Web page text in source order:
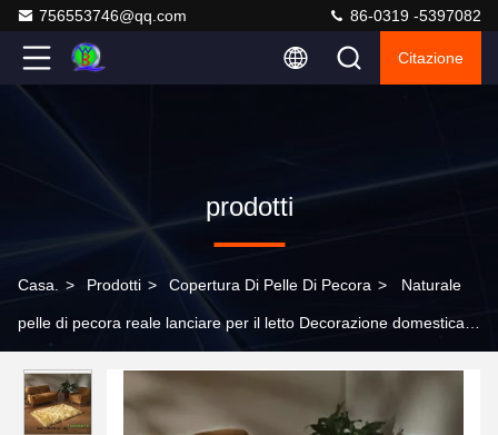
756553746@qq.com 86-0319 -5397082
Citazione
prodotti
Casa. > Prodotti > Copertura Di Pelle Di Pecora > Naturale
pelle di pecora reale lanciare per il letto Decorazione domestica